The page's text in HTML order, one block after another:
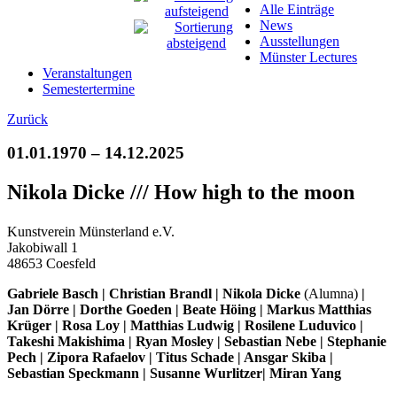
Alle Einträge
News
Ausstellungen
Münster Lectures
Veranstaltungen
Semestertermine
Zurück
01.01.1970 – 14.12.2025
Nikola Dicke /// How high to the moon
Kunstverein Münsterland e.V.
Jakobiwall 1
48653 Coesfeld
Gabriele Basch | Christian Brandl | Nikola Dicke (Alumna) |
Jan Dörre | Dorthe Goeden | Beate Höing | Markus Matthias
Krüger | Rosa Loy | Matthias Ludwig | Rosilene Luduvico |
Takeshi Makishima | Ryan Mosley | Sebastian Nebe | Stephanie
Pech | Zipora Rafaelov | Titus Schade | Ansgar Skiba |
Sebastian Speckmann | Susanne Wurlitzer| Miran Yang